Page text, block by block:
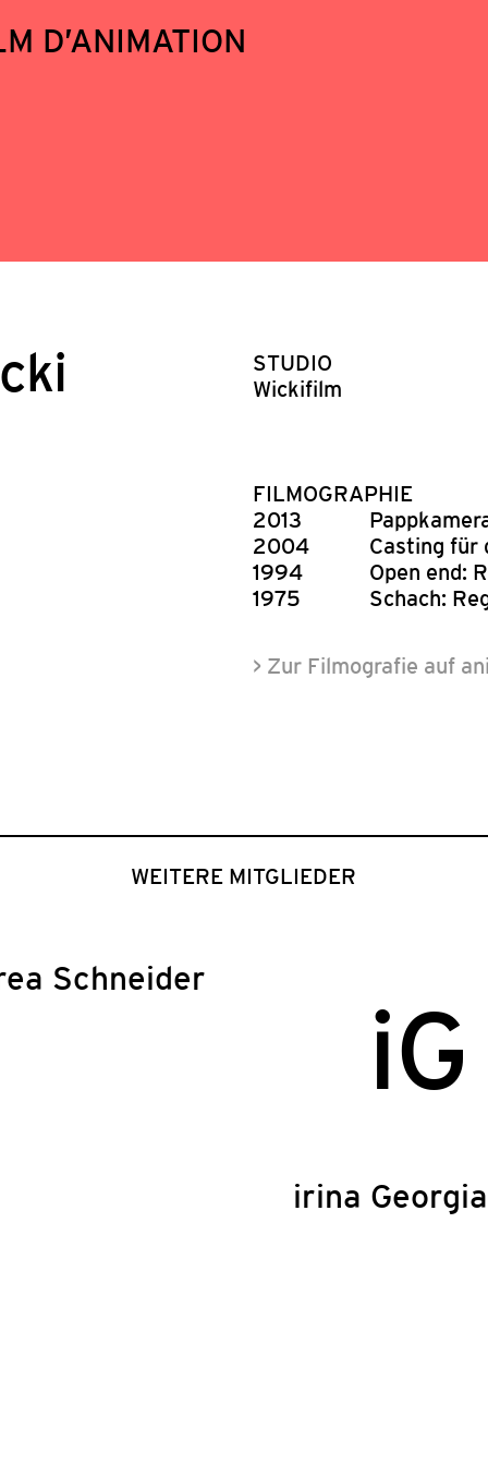
D’ANIMATION
STUDIO
Wickifilm
FILMOGRAPHIE
2013
2004
Casting für
1994
Open end:
1975
Schach:
> Zur Filmografie auf
WEITERE MITGLIEDER
Schneider
iG
irina